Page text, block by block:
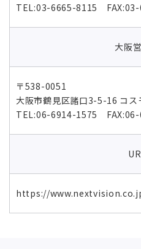
TEL:03-6665-8115 FAX:03-
大阪
〒538-0051
大阪市鶴見区諸口3-5-16 コス
TEL:06-6914-1575 FAX:06-
https://